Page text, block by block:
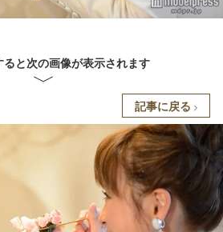
ると次の画像が表示されます
記事に戻る